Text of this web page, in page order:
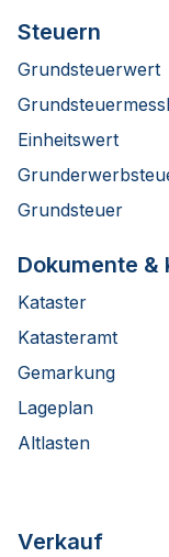
Steuern
Grundsteuerwert
Einheitswert
Grundsteuer
Dokumente &
Kataster
Katasteramt
Gemarkung
Lageplan
Altlasten
Verkauf